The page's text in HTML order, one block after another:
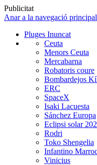
Publicitat
Anar a la navegació principal
Pluges Inuncat
Ceuta
Menors Ceuta
Mercabarna
Robatoris coure
Bombardejos
ERC
SpaceX
Isaki Lacuesta
Sánchez Europa
Eclipsi solar
Rodri
Toko Shengelia
Infantino
Vinicius